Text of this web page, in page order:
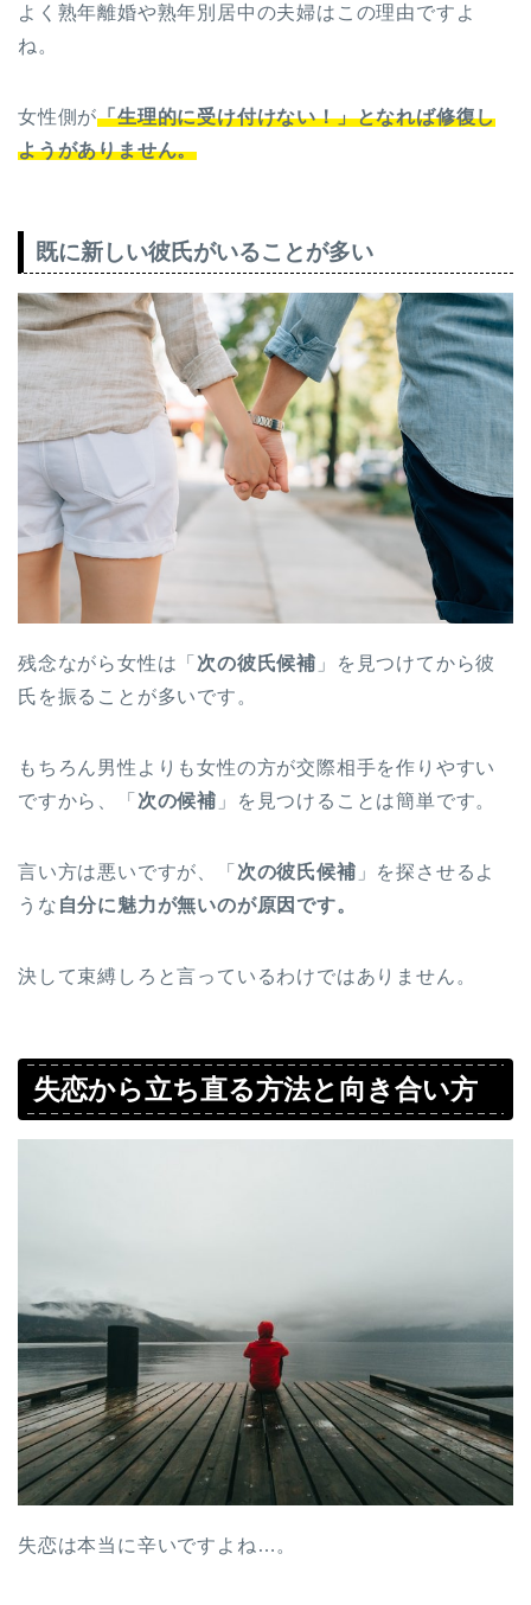
よく熟年離婚や熟年別居中の夫婦はこの理由ですよ
ね。
女性側が「生理的に受け付けない！」となれば修復し
ようがありません。
既に新しい彼氏がいることが多い
残念ながら女性は「 次の彼氏候補 」を見つけてから彼
氏を振ることが多いです。
もちろん男性よりも女性の方が交際相手を作りやすい
ですから、「 次の候補 」を見つけることは簡単です。
言い方は悪いですが、「 次の彼氏候補 」を探させるよ
うな 自分に魅力が無いのが原因です。
決して束縛しろと言っているわけではありません。
失恋から立ち直る方法と向き合い方
失恋は本当に辛いですよね…。